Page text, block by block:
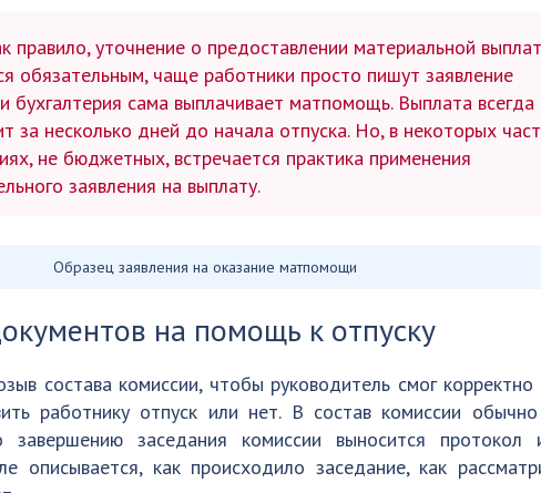
правило, уточнение о предоставлении материальной
обязательным, чаще работники просто пишут заявление
бухгалтерия сама выплачивает матпомощь. Выплата всегда
за несколько дней до начала отпуска. Но, в некоторых
не бюджетных, встречается практика применения
заявления на выплату.
Образец заявления на оказание матпомощи
на помощь к отпуску
состава комиссии, чтобы руководитель смог корректно
работнику отпуск или нет. В состав комиссии
заседания комиссии выносится протокол
описывается, как происходило заседание, как